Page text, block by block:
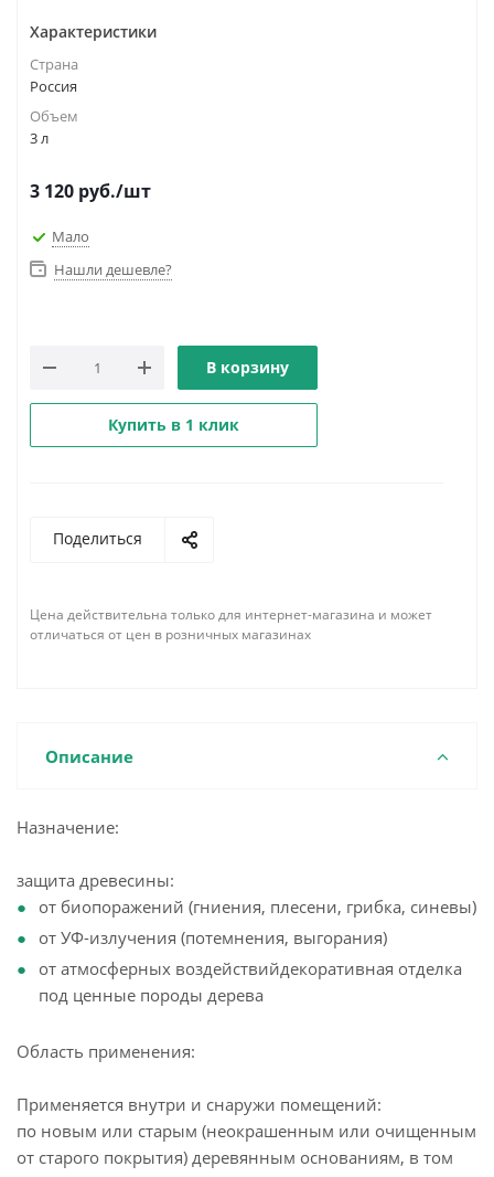
Характеристики
Страна
Россия
Объем
3 л
3 120 руб./шт
Мало
Нашли дешевле?
В корзину
Купить в 1 клик
Поделиться
Цена действительна только для интернет-магазина и может
отличаться от цен в розничных магазинах
Описание
Назначение:
защита древесины:
от биопоражений (гниения, плесени, грибка, синевы)
от УФ-излучения (потемнения, выгорания)
от атмосферных воздействийдекоративная отделка
под ценные породы дерева
Область применения:
Применяется внутри и снаружи помещений:
по новым или старым (неокрашенным или очищенным
от старого покрытия) деревянным основаниям, в том